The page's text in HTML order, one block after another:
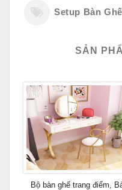
Setup Bàn Ghế
SẢN
Bộ bàn ghế trang điểm,